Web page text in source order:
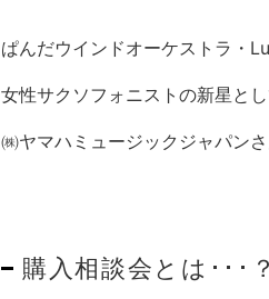
ぱんだウインドオーケストラ・
女性サクソフォニストの新星と
㈱ヤマハミュージックジャパン
購入相談会とは･･･？